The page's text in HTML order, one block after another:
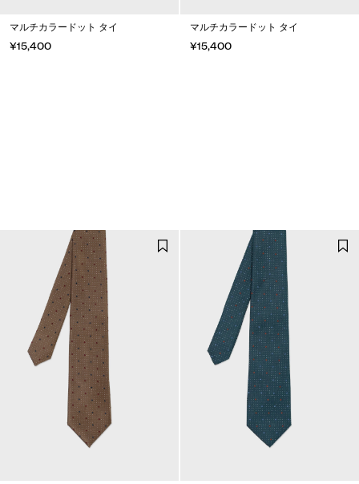
マルチカラードット タイ
¥15,400
マルチカラードット タイ
¥15,400